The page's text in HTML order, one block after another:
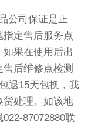
公司保证是正
定售后服务点
果在使用后出
后维修点检测
退15天包换，我
货处理。如该地
87072880联